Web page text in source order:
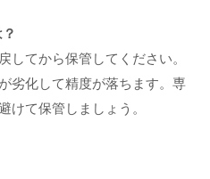
してから保管してください。
劣化して精度が落ちます。専
けて保管しましょう。